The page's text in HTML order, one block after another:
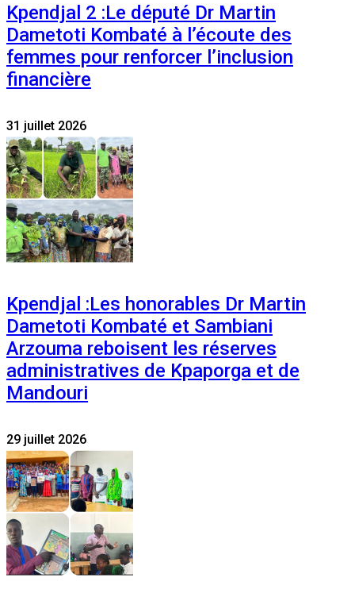
Kpendjal 2 :Le député Dr Martin
Dametoti Kombaté à l’écoute des
femmes pour renforcer l’inclusion
financière
31 juillet 2026
Kpendjal :Les honorables Dr Martin
Dametoti Kombaté et Sambiani
Arzouma reboisent les réserves
administratives de Kpaporga et de
Mandouri
29 juillet 2026